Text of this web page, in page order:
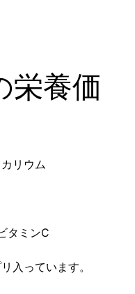
栄養価
カリウム
タミンC
入っています。